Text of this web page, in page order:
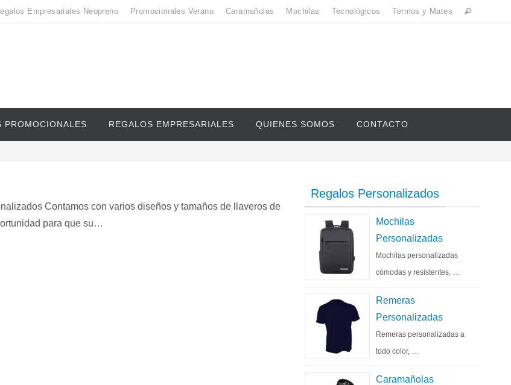
Empresariales Neopreno Promocionales Verano Caramañolas Mochilas Tecnológicos Termos y Mates
PROMOCIONALES REGALOS EMPRESARIALES QUIENES SOMOS CONTACTO
Contamos con varios diseños y tamaños de llaveros de
para que su…
Regalos Personalizados
Mochilas
Personalizadas
Mochilas personalizadas
cómodas y resistentes, …
Remeras
Personalizadas
Remeras personalizadas a
todo color, …
Caramañolas